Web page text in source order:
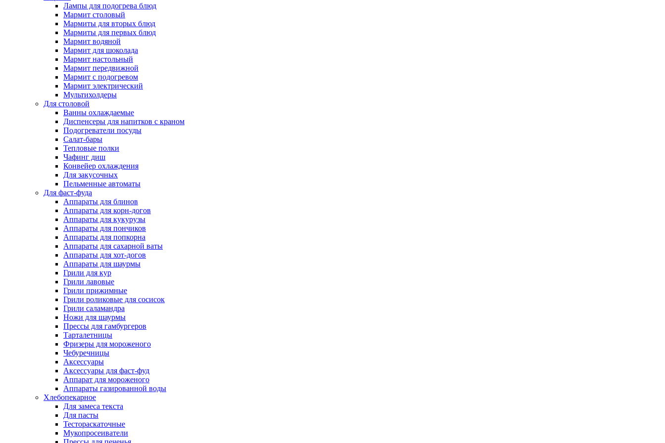
Лампы для подогрева блюд
Мармит столовый
Мармиты для вторых блюд
Мармиты для первых блюд
Мармит водяной
Мармит для шоколада
Мармит настольный
Мармит передвижной
Мармит с подогревом
Мармит электрический
Мультихолдеры
Для столовой
Ванны охлаждаемые
Диспенсеры для напитков с краном
Подогреватели посуды
Салат-бары
Тепловые полки
Чафинг диш
Конвейер охлаждения
Для закусочных
Пельменные автоматы
Для фаст-фуда
Аппараты для блинов
Аппараты для корн-догов
Аппараты для кукурузы
Аппараты для пончиков
Аппараты для попкорна
Аппараты для сахарной ваты
Аппараты для хот-догов
Аппараты для шаурмы
Грили для кур
Грили лавовые
Грили прижимные
Грили роликовые для сосисок
Грили саламандра
Ножи для шаурмы
Прессы для гамбургеров
Тарталетницы
Фризеры для мороженого
Чебуречницы
Аксессуары
Аксессуары для фаст-фуд
Аппарат для мороженого
Аппараты газированной воды
Хлебопекарное
Для замеса текста
Для пасты
Тестораскаточные
Мукопросеиватели